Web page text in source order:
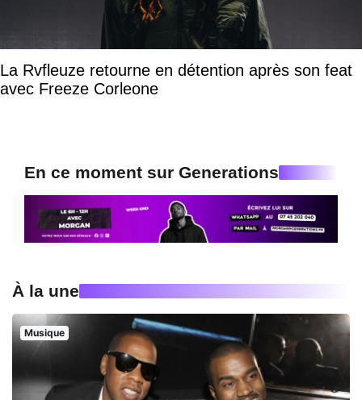
La Rvfleuze retourne en détention après son feat
avec Freeze Corleone
En ce moment sur Generations
À la une
Musique